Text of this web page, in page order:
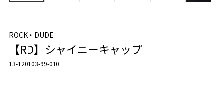
ROCK・DUDE
【RD】シャイニーキャップ
13-120103-99-010